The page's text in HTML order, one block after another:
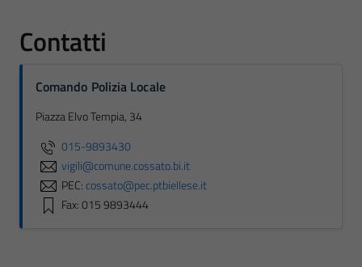
Contatti
Comando Polizia Locale
Piazza Elvo Tempia, 34
015-9893430
vigili@comune.cossato.bi.it
PEC:cossato@pec.ptbiellese.it
Fax: 015 9893444